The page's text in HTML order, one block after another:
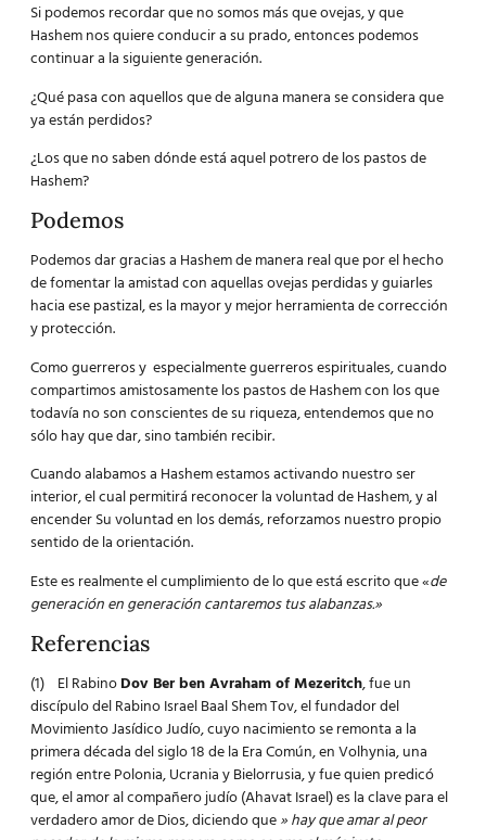
Si podemos recordar que no somos más que ovejas, y que
Hashem nos quiere conducir a su prado, entonces podemos
continuar a la siguiente generación.
¿Qué pasa con aquellos que de alguna manera se considera que
ya están perdidos?
¿Los que no saben dónde está aquel potrero de los pastos de
Hashem?
Podemos
Podemos dar gracias a Hashem de manera real que por el hecho
de fomentar la amistad con aquellas ovejas perdidas y guiarles
hacia ese pastizal, es la mayor y mejor herramienta de corrección
y protección.
Como guerreros y especialmente guerreros espirituales, cuando
compartimos amistosamente los pastos de Hashem con los que
todavía no son conscientes de su riqueza, entendemos que no
sólo hay que dar, sino también recibir.
Cuando alabamos a Hashem estamos activando nuestro ser
interior, el cual permitirá reconocer la voluntad de Hashem, y al
encender Su voluntad en los demás, reforzamos nuestro propio
sentido de la orientación.
Este es realmente el cumplimiento de lo que está escrito que «de
generación en generación cantaremos tus alabanzas.»
Referencias
(1) El RabinoDov Ber ben Avraham of Mezeritch, fue un
discípulo del Rabino Israel Baal Shem Tov, el fundador del
Movimiento Jasídico Judío, cuyo nacimiento se remonta a la
primera década del siglo 18 de la Era Común, en Volhynia, una
región entre Polonia, Ucrania y Bielorrusia, y fue quien predicó
que, el amor al compañero judío (Ahavat Israel) es la clave para el
verdadero amor de Dios, diciendo que» hay que amar al peor